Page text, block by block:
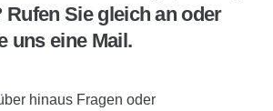
Sie gleich an oder
uns eine Mail.
hinaus Fragen oder